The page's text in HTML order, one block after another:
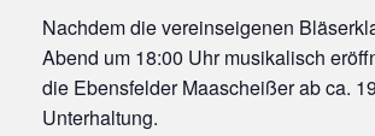
Nachdem die vereinseigenen
Abend um 18:00 Uhr musikalisch
die Ebensfelder Maascheißer ab ca.
Unterhaltung.